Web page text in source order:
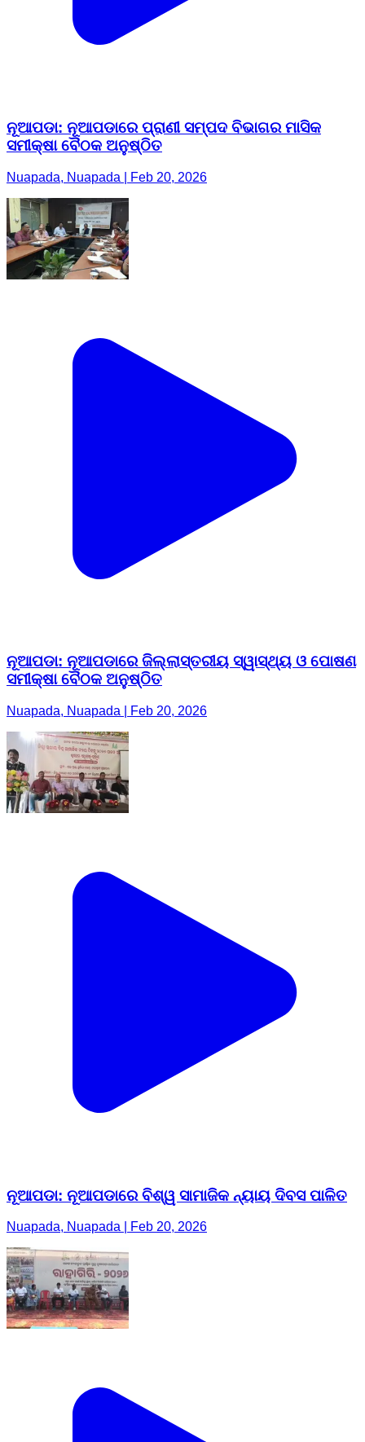
ନୂଆପଡା: ନୂଆପଡାରେ ପ୍ରାଣୀ ସମ୍ପଦ ବିଭାଗର ମାସିକ
ସମୀକ୍ଷା ବୈଠକ ଅନୁଷ୍ଠିତ
Nuapada, Nuapada | Feb 20, 2026
ନୂଆପଡା: ନୂଆପଡାରେ ଜିଲ୍ଲାସ୍ତରୀୟ ସ୍ୱାସ୍ଥ୍ୟ ଓ ପୋଷଣ
ସମୀକ୍ଷା ବୈଠକ ଅନୁଷ୍ଠିତ
Nuapada, Nuapada | Feb 20, 2026
ନୂଆପଡା: ନୂଆପଡାରେ ବିଶ୍ୱ ସାମାଜିକ ନ୍ୟାୟ ଦିବସ ପାଳିତ
Nuapada, Nuapada | Feb 20, 2026